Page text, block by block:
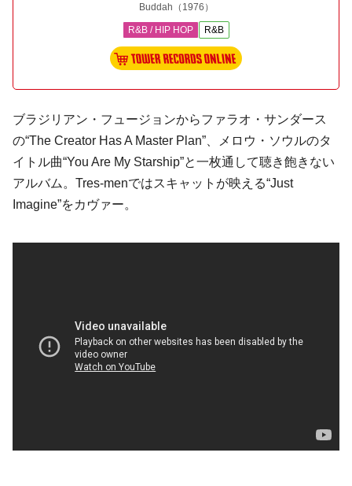
Buddah （1976）
R&B / HIP HOP R&B
ブラジリアン・フュージョンからファラオ・サンダース
の“The Creator Has A Master Plan”、メロウ・ソウルのタ
イトル曲“You Are My Starship”と一枚通して聴き飽きない
アルバム。Tres-menではスキャットが映える“Just
Imagine”をカヴァー。